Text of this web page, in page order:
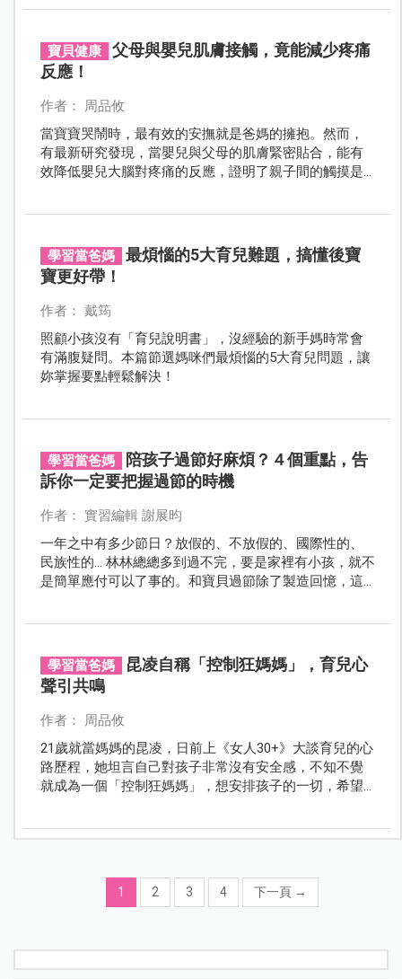
寶貝健康
父母與嬰兒肌膚接觸，竟能減少疼痛
反應！
作者： 周品攸
當寶寶哭鬧時，最有效的安撫就是爸媽的擁抱。然而，
有最新研究發現，當嬰兒與父母的肌膚緊密貼合，能有
效降低嬰兒大腦對疼痛的反應，證明了親子間的觸摸是
學習當爸媽
最煩惱的5大育兒難題，搞懂後寶
寶更好帶！
作者： 戴筠
照顧小孩沒有「育兒說明書」，沒經驗的新手媽時常會
有滿腹疑問。本篇節選媽咪們最煩惱的5大育兒問題，讓
妳掌握要點輕鬆解決！
學習當爸媽
陪孩子過節好麻煩？４個重點，告
訴你一定要把握過節的時機
作者： 實習編輯 謝展昀
一年之中有多少節日？放假的、不放假的、國際性的、
民族性的… 林林總總多到過不完，要是家裡有小孩，就不
是簡單應付可以了事的。和寶貝過節除了製造回憶，這
學習當爸媽
昆凌自稱「控制狂媽媽」，育兒心
聲引共鳴
作者： 周品攸
21歲就當媽媽的昆凌，日前上《女人30+》大談育兒的心
路歷程，她坦言自己對孩子非常沒有安全感，不知不覺
就成為一個「控制狂媽媽」，想安排孩子的一切，希望
1 2 3 4 下一頁 →